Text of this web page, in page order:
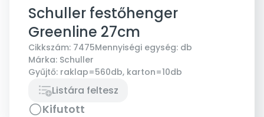
Schuller festőhenger
Greenline 27cm
Cikkszám: 7475Mennyiségi egység: db
Márka: Schuller
Gyűjtő: raklap=560db, karton=10db
Listára feltesz
Kifutott